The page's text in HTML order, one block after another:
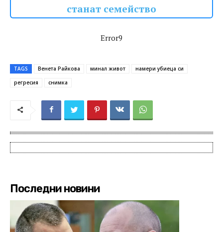
станат семейство
Error9
TAGS Венета Райкова минал живот
намери убиеца си
регресия
снимка
Последни новини